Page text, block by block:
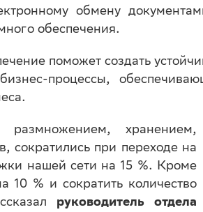
обмену
обеспечения.
поможет создать
процессы,
хранением,
сократились при переходе на
нашей сети на 15 %. Кроме
10 % и сократить количество
руководитель отдела